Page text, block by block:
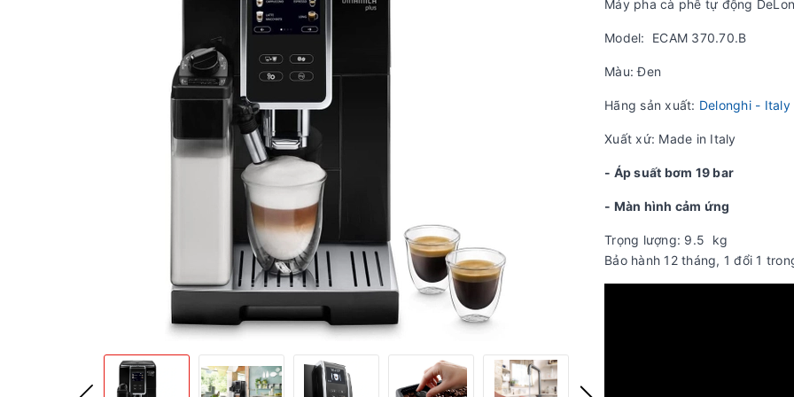
Máy pha cà phê tự động
Model: ECAM 370.70.B
Màu: Đen
Hãng sản xuất: Delonghi - Italy
Xuất xứ: Made in Italy
- Áp suất bơm 19 bar
- Màn hình cảm ứng
Trọng lượng: 9.5 kg
Bảo hành 12 tháng, 1 đổi 1